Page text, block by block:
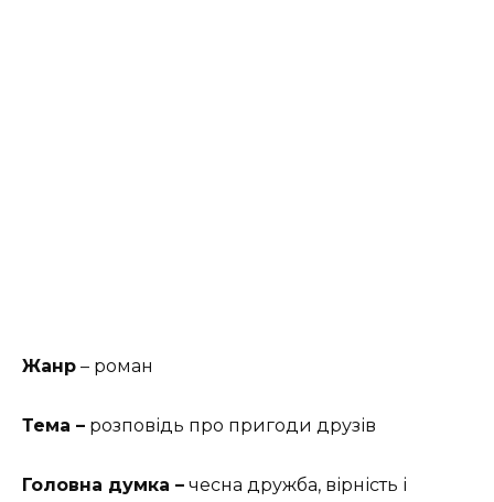
Жанр – роман
Тема – розповідь про пригоди друзів
Головна думка – чесна дружба, вірність і